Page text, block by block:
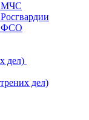
МЧС
ФСО
дел)
дел)